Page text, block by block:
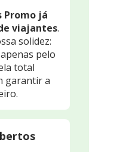
Promo já
viajantes.
solidez:
pelo
total
garantir a